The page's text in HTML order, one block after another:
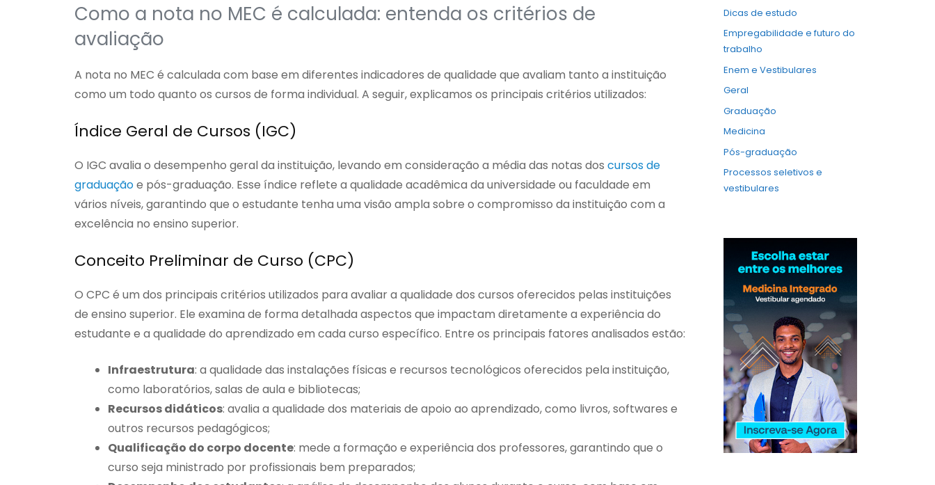
Como a nota no MEC é calculada: entenda os critérios de
avaliação
A nota no MEC é calculada com base em diferentes indicadores de qualidade que avaliam tanto a instituição
como um todo quanto os cursos de forma individual. A seguir, explicamos os principais critérios utilizados:
Índice Geral de Cursos (IGC)
O IGC avalia o desempenho geral da instituição, levando em consideração a média das notas dos cursos de
graduaçãoe pós-graduação. Esse índice reflete a qualidade acadêmica da universidade ou faculdade em
vários níveis, garantindo que o estudante tenha uma visão ampla sobre o compromisso da instituição com a
excelência no ensino superior.
Conceito Preliminar de Curso (CPC)
O CPC é um dos principais critérios utilizados para avaliar a qualidade dos cursos oferecidos pelas instituições
de ensino superior. Ele examina de forma detalhada aspectos que impactam diretamente a experiência do
estudante e a qualidade do aprendizado em cada curso específico. Entre os principais fatores analisados estão:
Infraestrutura: a qualidade das instalações físicas e recursos tecnológicos oferecidos pela instituição,
como laboratórios, salas de aula e bibliotecas;
Recursos didáticos: avalia a qualidade dos materiais de apoio ao aprendizado, como livros, softwares e
outros recursos pedagógicos;
Qualificação do corpo docente: mede a formação e experiência dos professores, garantindo que o
curso seja ministrado por profissionais bem preparados;
Dicas de estudo
Empregabilidade e futuro do
trabalho
Enem e Vestibulares
Geral
Graduação
Medicina
Pós-graduação
Processos seletivos e
vestibulares